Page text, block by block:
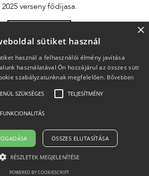
2025 verseny fődíjasa.
×
sütiket használ
használ a felhasználói élmény javítása
használatával Ön hozzájárul az összes süti
szabályzatunknak megfelelően. Bővebben
SZÜKSÉGES TELJESÍTMÉNY
FUNKCIONALITÁS
ÖSSZES ELUTASÍTÁSA
RÉSZLETEK MEGJELENÍTÉSE
POWERED BY COOKIESCRIPT